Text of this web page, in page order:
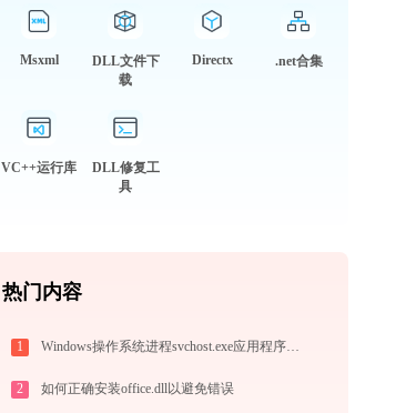
Msxml
DLL文件下
载
Directx .net合集
VC++运行库
DLL修复工
具
热门内容
1 Windows操作系统进程svchost.exe应用程序错误0xc0000008解决方法
2 如何正确安装office.dll以避免错误